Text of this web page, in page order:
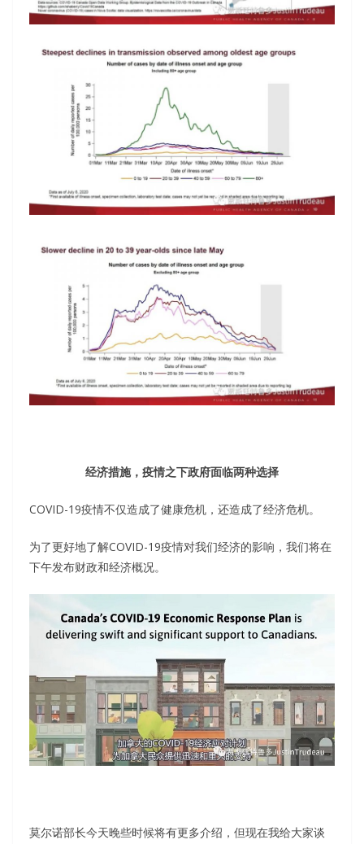
经济措施，疫情之下政府面临两种选择
COVID-19疫情不仅造成了健康危机，还造成了经济危机。
为了更好地了解COVID-19疫情对我们经济的影响，我们将在
下午发布财政和经济概况。
莫尔诺部长今天晚些时候将有更多介绍，但现在我给大家谈